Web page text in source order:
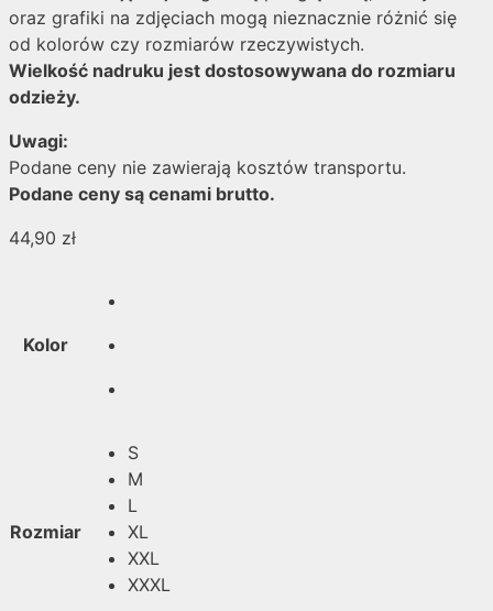
oraz grafiki na zdjęciach mogą nieznacznie różnić się
od kolorów czy rozmiarów rzeczywistych.
Wielkość nadruku jest dostosowywana do rozmiaru
odzieży.
Uwagi:
Podane ceny nie zawierają kosztów transportu.
Podane ceny są cenami brutto.
44,90 zł
Kolor
Rozmiar
S
M
L
XL
XXL
XXXL